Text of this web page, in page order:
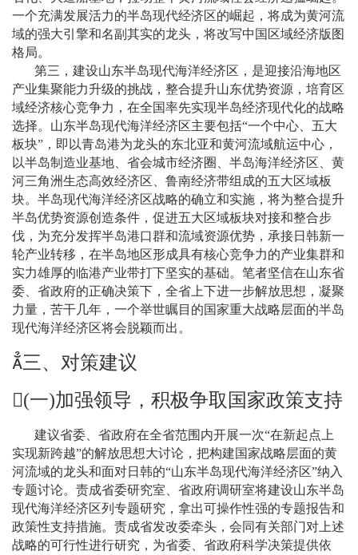
一个充满发展活力的半岛现代经济区的崛起，将成为黄河流
域的强大引擎和名副其实的龙头，将改写中国区域经济版图
格局。
第三，建设山东半岛现代海洋经济区，是迎接沿海地区
产业集聚能力升级的挑战，整合提升山东优势资源，培育区
域经济核心竞争力，在全国率先实现半岛经济现代化的战略
选择。山东半岛现代海洋经济区主要包括“一个中心、五大
板块” ，即以青岛港为龙头的东北亚和黄河流域航运中心，
以半岛制造业基地、省会城市经济圈、半岛海洋经济区、黄
河三角洲生态高效经济区、鲁南经济带组成的五大区域板
块。半岛现代海洋经济区战略的确立和实施，将为整合提升
半岛优势资源创造条件，促进五大区域板块对接和整合步
伐，为充分发挥半岛港口群和流域资源优势，承接日韩新一
轮产业转移，在半岛地区形成具有核心竞争力的产业集群和
实力雄厚的临港产业带打下坚实的基础。笔者坚信在山东省
委、省政府的正确决策下，全省上下进一步解放思想，凝聚
力量，苦干几年，一个举世瞩目的国家重大战略层面的半岛
现代海洋经济区将会脱颖而出。
三、对策建议
(一)加强领导，积极争取国家政策支持
建议省委、省政府在全省范围内开展一次“在新起点上
实现新跨越”的解放思想大讨论，把构建国家战略层面的黄
河流域的龙头和面对日韩的“山东半岛现代海洋经济区”纳入
专题讨论。责成省委研究室、省政府调研室将建设山东半岛
现代海洋经济区列专题研究，拿出可操作性强的专题报告和
政策性支持措施。责成省发改委牵头，会同有关部门对上述
战略的可行性进行研究，为省委、省政府科学决策提供依